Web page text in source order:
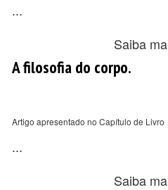
...
Saiba
A filosofia do corpo.
Artigo apresentado no Capítulo de Livro
...
Saiba